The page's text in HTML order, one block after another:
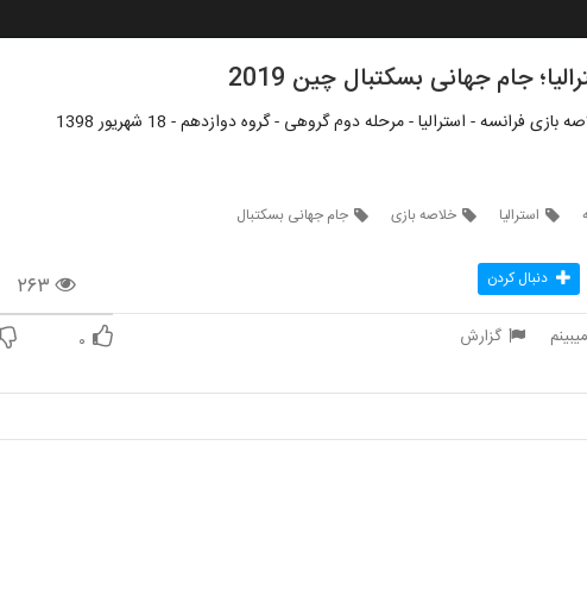
جام جهانی بسکتبال چین 2019
استرالیا خلاصه بازی جام جهانی بسکتبال
۲۶۳ دنبال کردن
گزارش ۰